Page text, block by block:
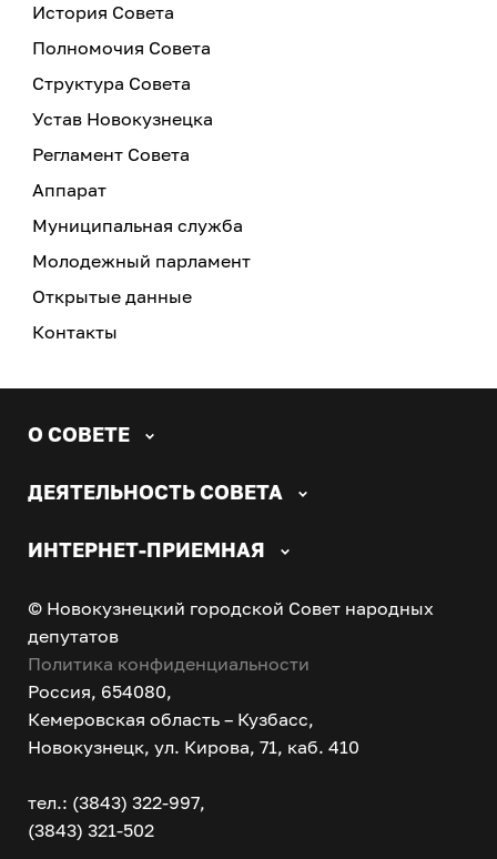
История Совета
Полномочия Совета
Структура Совета
Устав Новокузнецка
Регламент Совета
Аппарат
Муниципальная служба
Молодежный парламент
Открытые данные
Контакты
О СОВЕТЕ
ДЕЯТЕЛЬНОСТЬ СОВЕТА
ИНТЕРНЕТ-ПРИЕМНАЯ
© Новокузнецкий городской Совет народных
депутатов
Политика конфиденциальности
Россия, 654080,
Кемеровская область – Кузбасс,
Новокузнецк, ул. Кирова, 71, каб. 410
тел.: (3843) 322-997,
(3843) 321-502